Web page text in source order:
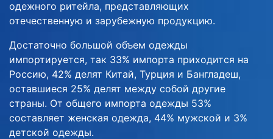
одежного ритейла, представляющих
отечественную и зарубежную продукцию.
Достаточно большой объем одежды
импортируется, так 33% импорта приходится на
Россию, 42% делят Китай, Турция и Бангладеш,
оставшиеся 25% делят между собой другие
страны. От общего импорта одежды 53%
составляет женская одежда, 44% мужской и 3%
детской одежды.